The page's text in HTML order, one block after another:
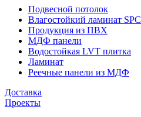
Подвесной потолок
Влагостойкий ламинат SPC
Продукция из ПВХ
МДФ панели
Водостойкая LVT плитка
Ламинат
Реечные панели из МДФ
Доставка
Проекты